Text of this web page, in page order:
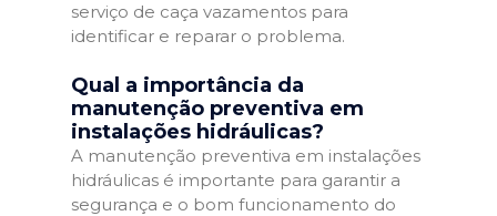
serviço de caça vazamentos para
identificar e reparar o problema.
Qual a importância da
manutenção preventiva em
instalações hidráulicas?
A manutenção preventiva em instalações
hidráulicas é importante para garantir a
segurança e o bom funcionamento do